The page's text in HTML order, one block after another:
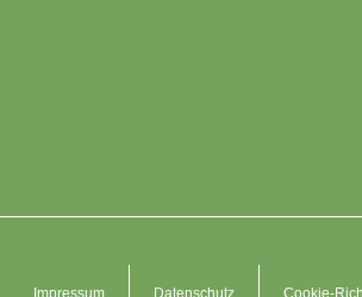
Impressum Datenschutz Cookie-